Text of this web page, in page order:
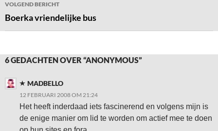
VOLGEND BERICHT
Boerka vriendelijke bus
6 GEDACHTEN OVER “ANONYMOUS”
MADBELLO
12 FEBRUARI 2008 OM 21:24
Het heeft inderdaad iets fascinerend en volgens mijn is
de enige manier om lid te worden om actief mee te doen